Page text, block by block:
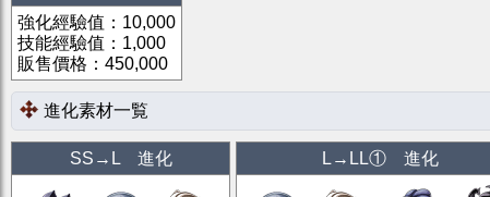
強化經驗值 ： 10,000
技能經驗值 ： 1,000
販售價格 ： 450,000
進化素材一覧
SS → L 進化 L → LL① 進化